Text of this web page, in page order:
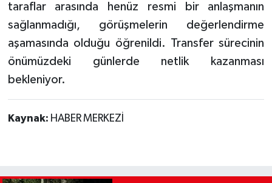
taraflar arasında henüz resmi bir anlaşmanın
sağlanmadığı, görüşmelerin değerlendirme
aşamasında olduğu öğrenildi. Transfer sürecinin
önümüzdeki günlerde netlik kazanması
bekleniyor.
Kaynak: HABER MERKEZİ